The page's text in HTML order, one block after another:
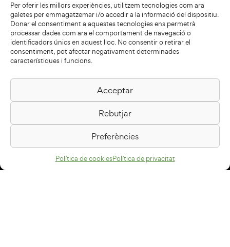
Per oferir les millors experiències, utilitzem tecnologies com ara
galetes per emmagatzemar i/o accedir a la informació del dispositiu.
Donar el consentiment a aquestes tecnologies ens permetrà
processar dades com ara el comportament de navegació o
identificadors únics en aquest lloc. No consentir o retirar el
consentiment, pot afectar negativament determinades
característiques i funcions.
Acceptar
Rebutjar
Preferències
Política de cookiesPolítica de privacitat
Biblioteca Pilarin Bayés
Passeig de la Generalitat, 1
08500 Vic